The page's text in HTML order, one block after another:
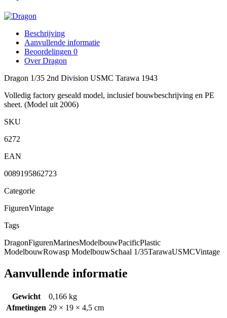
Beschrijving
Aanvullende informatie
Beoordelingen 0
Over Dragon
Dragon 1/35 2nd Division USMC Tarawa 1943
Volledig factory geseald model, inclusief bouwbeschrijving en PE
sheet. (Model uit 2006)
SKU
6272
EAN
0089195862723
Categorie
FigurenVintage
Tags
DragonFigurenMarinesModelbouwPacificPlastic
ModelbouwRowasp ModelbouwSchaal 1/35TarawaUSMCVintage
Aanvullende informatie
Gewicht
0,166 kg
Afmetingen 29 × 19 × 4,5 cm